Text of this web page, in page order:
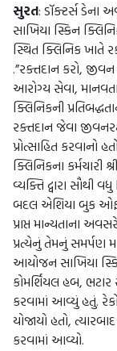
સુરત: ડૉક્ટર્સ ડેના
સાખિયા સ્કિન
સ્થિત ક્લિનિક ખાતે
.”રક્તદાન કરો,
આરોગ્ય સેવા,
ક્લિનિકની
રક્તદાન જેવા
પ્રોત્સાહિત કરવાનો
ક્લિનિકના કર્મચારી
વ્યક્તિ દ્વારા સૌથી
બદલ એશિયા બુક ઓફ
પ્રાપ્ત માન્યતાના
પ્રત્યેનું તેમનું સમર્પણ
આયોજન સાખિયા
કોમર્શિયલ હબ,
કરવામાં આવ્યું હતું.
યોજાયો હતો,
કરવામાં આવ્યો.